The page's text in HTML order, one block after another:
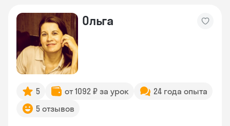
Ольга
5 от 1092 ₽ за урок
24 года опыта
5 отзывов